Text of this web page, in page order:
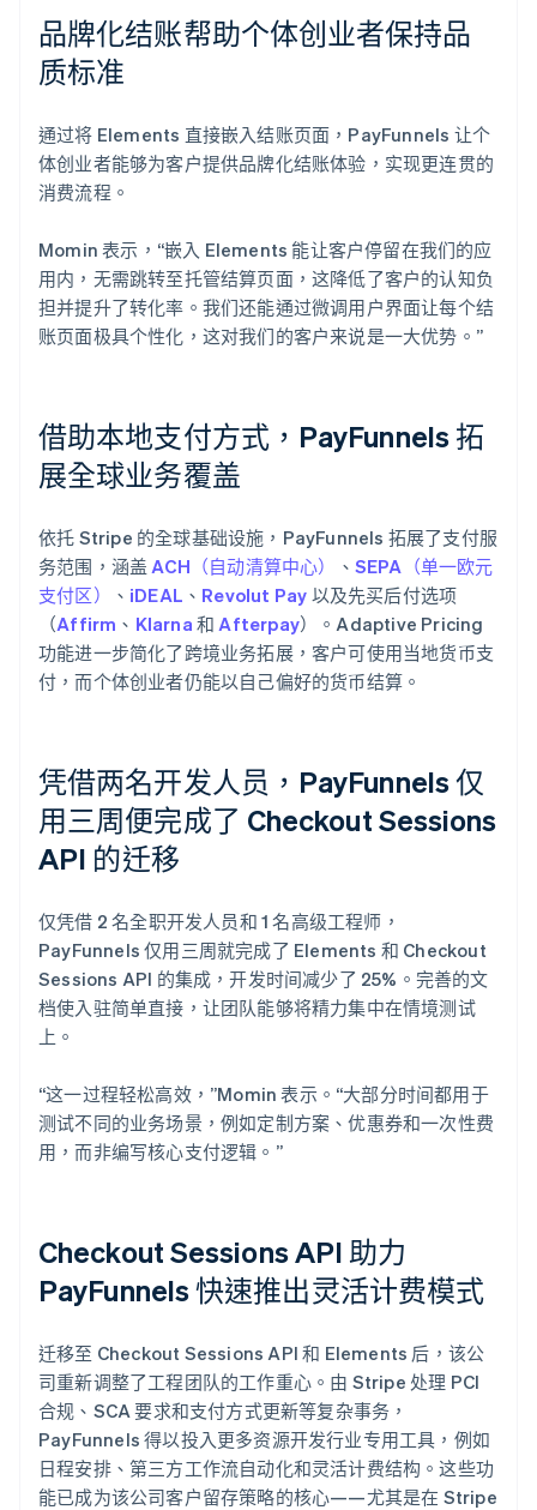
品牌化结账帮助个体创业者保持品
质标准
通过将 Elements 直接嵌入结账页面，PayFunnels 让个
体创业者能够为客户提供品牌化结账体验，实现更连贯的
消费流程。
Momin 表示，“嵌入 Elements 能让客户停留在我们的应
用内，无需跳转至托管结算页面，这降低了客户的认知负
担并提升了转化率。我们还能通过微调用户界面让每个结
账页面极具个性化，这对我们的客户来说是一大优势。”
借助本地支付方式，PayFunnels 拓
展全球业务覆盖
依托 Stripe 的全球基础设施，PayFunnels 拓展了支付服
务范围，涵盖 ACH（自动清算中心） 、 SEPA（单一欧元
支付区）
、 iDEAL 、 Revolut Pay 以及先买后付选项
（Affirm 、 Klarna 和 Afterpay）。Adaptive Pricing
功能进一步简化了跨境业务拓展，客户可使用当地货币支
付，而个体创业者仍能以自己偏好的货币结算。
凭借两名开发人员，PayFunnels 仅
用三周便完成了 Checkout Sessions
API 的迁移
仅凭借 2 名全职开发人员和 1 名高级工程师，
PayFunnels 仅用三周就完成了 Elements 和 Checkout
Sessions API 的集成，开发时间减少了 25%。完善的文
档使入驻简单直接，让团队能够将精力集中在情境测试
上。
“这一过程轻松高效，”Momin 表示。“大部分时间都用于
测试不同的业务场景，例如定制方案、优惠券和一次性费
用，而非编写核心支付逻辑。”
Checkout Sessions API 助力
PayFunnels 快速推出灵活计费模式
迁移至 Checkout Sessions API 和 Elements 后，该公
司重新调整了工程团队的工作重心。由 Stripe 处理 PCI
合规、SCA 要求和支付方式更新等复杂事务，
PayFunnels 得以投入更多资源开发行业专用工具，例如
日程安排、第三方工作流自动化和灵活计费结构。这些功
能已成为该公司客户留存策略的核心——尤其是在 Stripe